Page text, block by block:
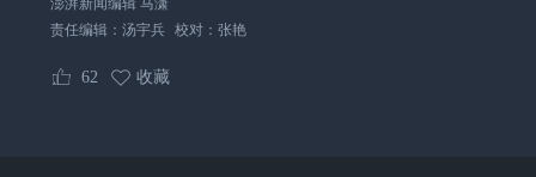
澎湃新闻编辑 马潇
责任编辑： 汤宇兵 校对： 张艳
62 收藏